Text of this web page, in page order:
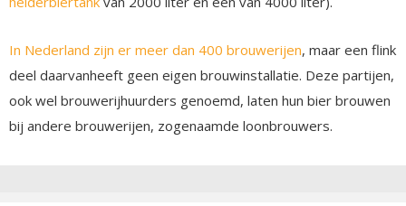
In Nederland zijn er meer dan 400 brouwerijen, maar een flink
deel daarvanheeft geen eigen brouwinstallatie. Deze partijen,
ook wel brouwerijhuurders genoemd, laten hun bier brouwen
bij andere brouwerijen, zogenaamde loonbrouwers.